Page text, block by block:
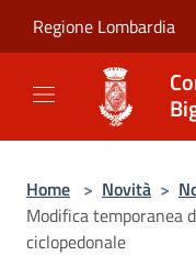
Regione Lombardia
Home > Novità >
Modifica temporanea
ciclopedonale